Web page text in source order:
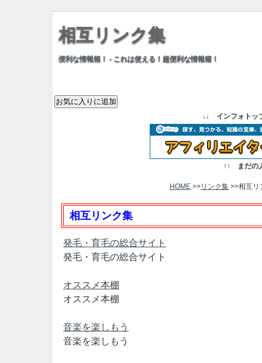
相互リンク集
便利な情報箱！ - これは使える！超便利な情報箱！
↓↓ インフォトッ
↑↑ まだの
HOME >>リンク集 >>相互リ
相互リンク集
発毛・育毛の総合サイト
発毛・育毛の総合サイト
オススメ本棚
オススメ本棚
音楽を楽しもう
音楽を楽しもう